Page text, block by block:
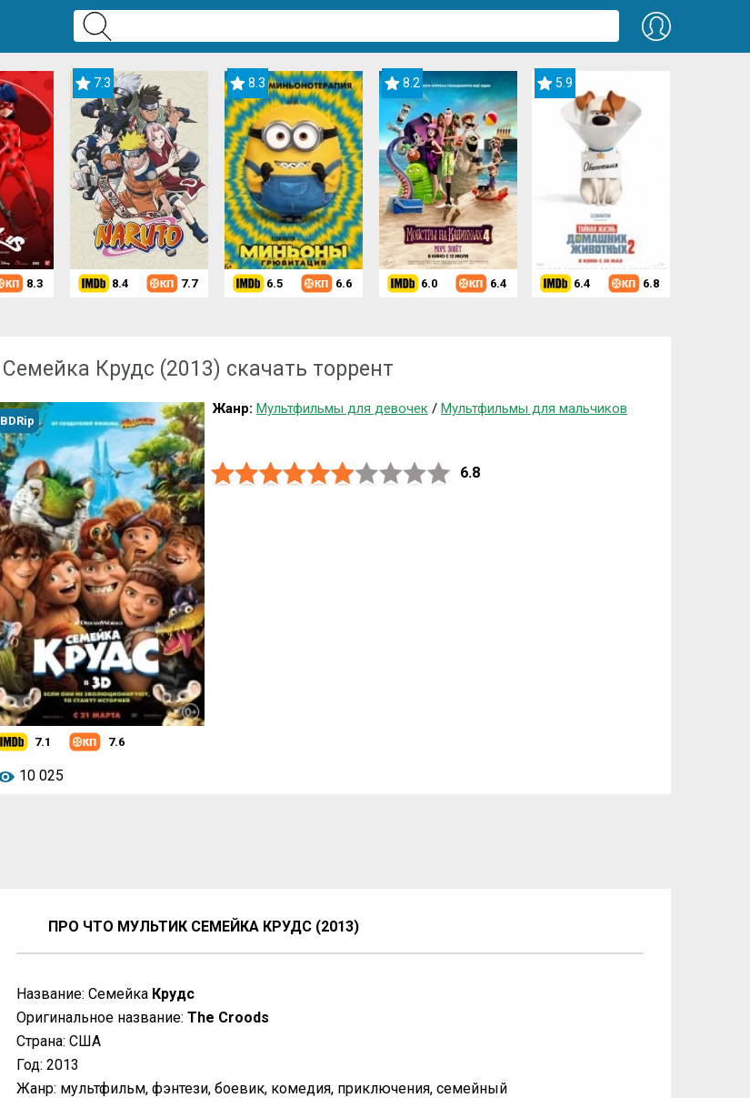
8.3
7.3
8.4 7.7
8.3
6.5 6.6
8.2
6.0 6.4
5.9
6.4 6.8
Семейка Крудс (2013) скачать торрент
BDRip
7.1 7.6
10 025
Жанр: Мультфильмы для девочек / Мультфильмы для мальчиков
6.8
ПРО ЧТО МУЛЬТИК СЕМЕЙКА КРУДС (2013)
Название: Семейка Крудс
Оригинальное название: The Croods
Страна: США
Год: 2013
Жанр: мультфильм, фэнтези, боевик, комедия, приключения, семейный